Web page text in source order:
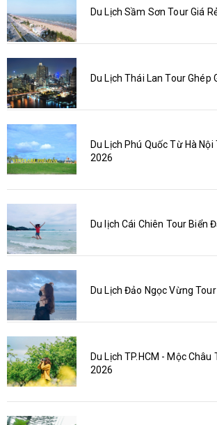
Du Lịch Sầm Sơn Tour Giá
Du Lịch Thái Lan Tour Ghép
Du Lịch Phú Quốc Từ Hà Nội
2026
Du lịch Cái Chiên Tour Biển
Du Lịch Đảo Ngọc Vừng
Du Lịch TP.HCM - Mộc Châu
2026